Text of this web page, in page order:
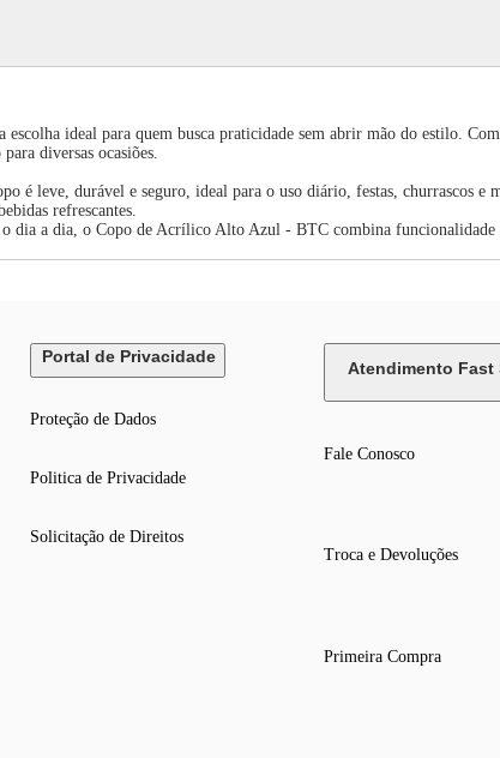
ideal para quem busca praticidade sem abrir mão do estilo.
diversas ocasiões.
é leve, durável e seguro, ideal para o uso diário, festas,
refrescantes.
o dia a dia, o Copo de Acrílico Alto Azul - BTC combina
Portal de Privacidade
Proteção de Dados
Politica de Privacidade
Solicitação de Direitos
Atendimento Fast
Fale Conosco
Troca e Devoluções
Primeira Compra